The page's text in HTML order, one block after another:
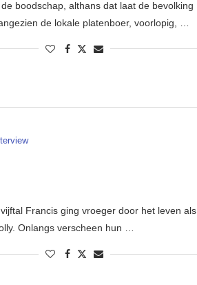
boodschap, althans dat laat de bevolking
de lokale platenboer, voorlopig, …
Francis ging vroeger door het leven als
Onlangs verscheen hun …